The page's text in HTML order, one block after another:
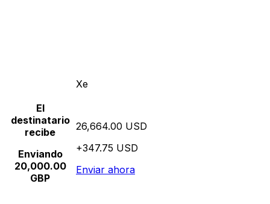
Xe
El
destinatario
recibe
Enviando
20,000.00
GBP
26,664.00 USD
+347.75 USD
Enviar ahora